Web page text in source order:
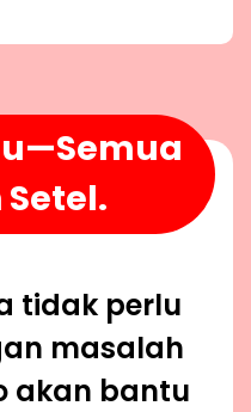
Setel.
tidak perlu
masalah
akan bantu